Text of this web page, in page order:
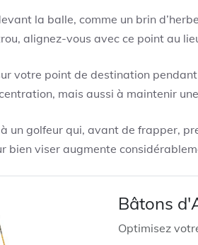
la balle, comme un brin
alignez-vous avec ce point au
votre point de destination
mais aussi à maintenir
à un golfeur qui, avant de frapper,
bien viser augmente
Bâtons
Optimisez